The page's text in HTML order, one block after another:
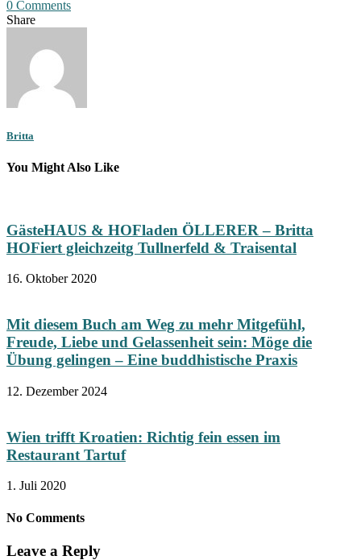
0 Comments
Share
Britta
You Might Also Like
GästeHAUS & HOFladen ÖLLERER – Britta
HOFiert gleichzeitg Tullnerfeld & Traisental
16. Oktober 2020
Mit diesem Buch am Weg zu mehr Mitgefühl,
Freude, Liebe und Gelassenheit sein: Möge die
Übung gelingen – Eine buddhistische Praxis
12. Dezember 2024
Wien trifft Kroatien: Richtig fein essen im
Restaurant Tartuf
1. Juli 2020
No Comments
Leave a Reply